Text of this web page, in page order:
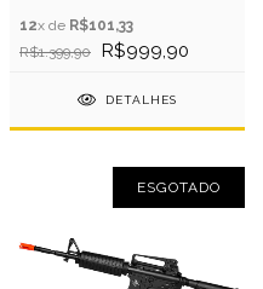
12x de R$101,33
R$1.399,90
R$999,90
DETALHES
ESGOTADO